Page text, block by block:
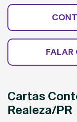
FALAR
Cartas
Realeza/PR